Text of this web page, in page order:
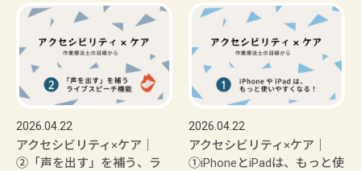
2026.04.22
アクセシビリティ×ケア｜
②「声を出す」を補う、ラ
2026.04.22
アクセシビリティ×ケア｜
①iPhoneとiPadは、もっと使